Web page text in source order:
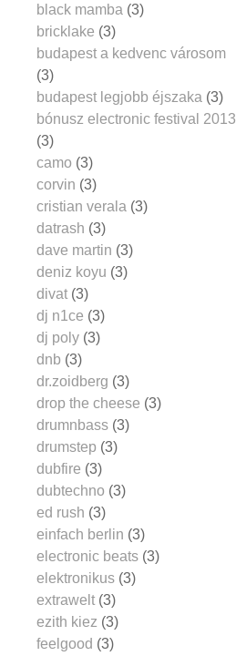
black mamba (3)
bricklake (3)
budapest a kedvenc városom
(3)
budapest legjobb éjszaka (3)
bónusz electronic festival 2013
(3)
camo (3)
corvin (3)
cristian verala (3)
datrash (3)
dave martin (3)
deniz koyu (3)
divat (3)
dj n1ce (3)
dj poly (3)
dnb (3)
dr.zoidberg (3)
drop the cheese (3)
drumnbass (3)
drumstep (3)
dubfire (3)
dubtechno (3)
ed rush (3)
einfach berlin (3)
electronic beats (3)
elektronikus (3)
extrawelt (3)
ezith kiez (3)
feelgood (3)